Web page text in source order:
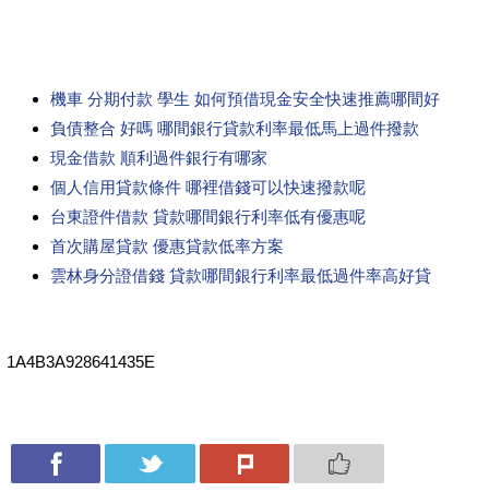
機車 分期付款 學生 如何預借現金安全快速推薦哪間好
負債整合 好嗎 哪間銀行貸款利率最低馬上過件撥款
現金借款 順利過件銀行有哪家
個人信用貸款條件 哪裡借錢可以快速撥款呢
台東證件借款 貸款哪間銀行利率低有優惠呢
首次購屋貸款 優惠貸款低率方案
雲林身分證借錢 貸款哪間銀行利率最低過件率高好貸
1A4B3A928641435E